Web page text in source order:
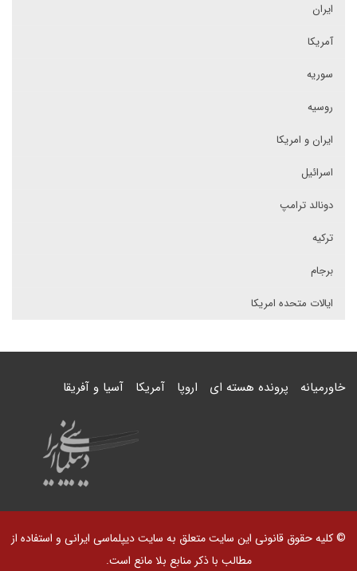
ایران
آمریکا
سوریه
روسیه
ایران و امریکا
اسرائیل
دونالد ترامپ
ترکیه
برجام
ایالات متحده امریکا
خاورمیانه پرونده هسته ای اروپا آمریکا آسیا و آفریقا
© کلیه حقوق قانونی این سایت متعلق به سایت دیپلماسی ایرانی و استفاده از
مطالب با ذکر منابع بلا مانع است.